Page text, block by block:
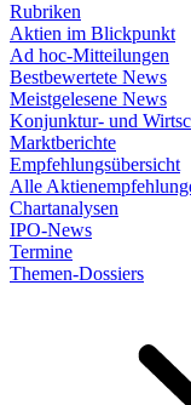
Rubriken
Aktien im Blickpunkt
Ad hoc-Mitteilungen
Bestbewertete News
Meistgelesene News
Konjunktur- und
Marktberichte
Empfehlungsübersicht
Alle
Chartanalysen
IPO-News
Termine
Themen-Dossiers